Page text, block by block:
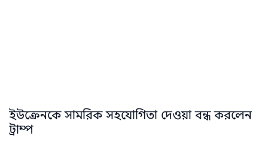
ইউক্রেনকে সামরিক সহযোগিতা দেওয়া বন্ধ করলেন
ট্রাম্প